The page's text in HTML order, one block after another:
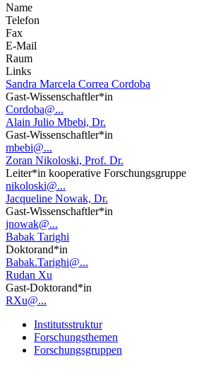
Name
Telefon
Fax
E-Mail
Raum
Links
Sandra Marcela Correa Cordoba
Gast-Wissenschaftler*in
Cordoba@...
Alain Julio Mbebi, Dr.
Gast-Wissenschaftler*in
mbebi@...
Zoran Nikoloski, Prof. Dr.
Leiter*in kooperative Forschungsgruppe
nikoloski@...
Jacqueline Nowak, Dr.
Gast-Wissenschaftler*in
jnowak@...
Babak Tarighi
Doktorand*in
Babak.Tarighi@...
Rudan Xu
Gast-Doktorand*in
RXu@...
Institutsstruktur
Forschungsthemen
Forschungsgruppen